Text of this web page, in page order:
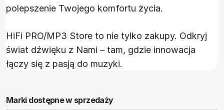
polepszenie Twojego komfortu życia.
HiFi PRO/MP3 Store to nie tylko zakupy. Odkryj
świat dźwięku z Nami – tam, gdzie innowacja
łączy się z pasją do muzyki.
Marki dostępne w sprzedaży